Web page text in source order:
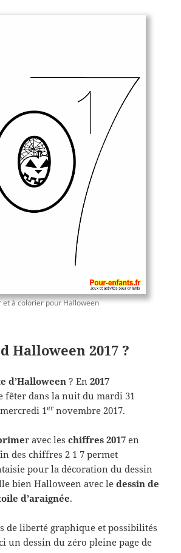
à colorier pour Halloween
Halloween 2017 ?
d’Halloween ? En2017
fêter dans la nuit du mardi 31
1er novembre 2017.
r avec leschiffres 2017 en
des chiffres 2 1 7 permet
pour la décoration du dessin
bien Halloween avec ledessin de
d’araignée.
de liberté graphique et possibilités
un dessin du zéro pleine page de